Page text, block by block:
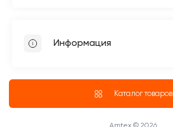
Швейное оборудование Jack
Четырехниточные оверлоки
Информация
Блог
Каталог товаров